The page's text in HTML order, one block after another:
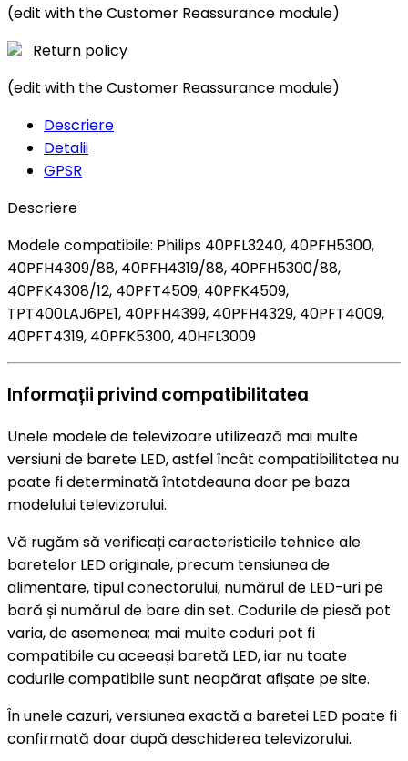
(edit with the Customer Reassurance module)
Return policy
(edit with the Customer Reassurance module)
Descriere
Detalii
GPSR
Descriere
Modele compatibile: Philips 40PFL3240, 40PFH5300,
40PFH4309/88, 40PFH4319/88, 40PFH5300/88,
40PFK4308/12, 40PFT4509, 40PFK4509,
TPT400LAJ6PE1, 40PFH4399, 40PFH4329, 40PFT4009,
40PFT4319, 40PFK5300, 40HFL3009
Informații privind compatibilitatea
Unele modele de televizoare utilizează mai multe
versiuni de barete LED, astfel încât compatibilitatea nu
poate fi determinată întotdeauna doar pe baza
modelului televizorului.
Vă rugăm să verificați caracteristicile tehnice ale
baretelor LED originale, precum tensiunea de
alimentare, tipul conectorului, numărul de LED-uri pe
bară și numărul de bare din set. Codurile de piesă pot
varia, de asemenea; mai multe coduri pot fi
compatibile cu aceeași baretă LED, iar nu toate
codurile compatibile sunt neapărat afișate pe site.
În unele cazuri, versiunea exactă a baretei LED poate fi
confirmată doar după deschiderea televizorului.